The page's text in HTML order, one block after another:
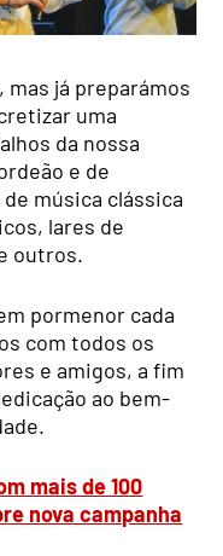
já preparámos
uma
da nossa
e de
música clássica
lares de
outros.
pormenor cada
com todos os
e amigos, a fim
ao bem-
mais de 100
nova campanha